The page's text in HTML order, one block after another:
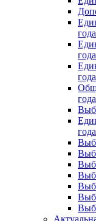
года
года
года
года
года